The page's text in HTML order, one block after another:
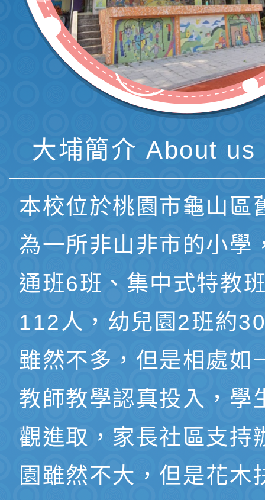
大埔簡介 About us
本校位於桃園市龜山區
為一所非山非市的小學
通班6班、集中式特教
112人，幼兒園2班約
雖然不多，但是相處如
教師教學認真投入，學
觀進取，家長社區支持
園雖然不大，但是花木